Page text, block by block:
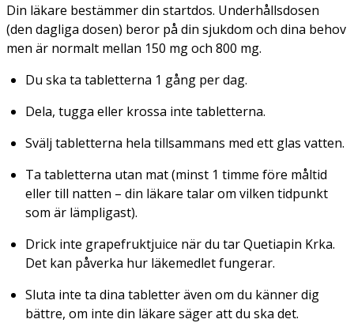
Din läkare bestämmer din startdos. Underhållsdosen
(den dagliga dosen) beror på din sjukdom och dina behov
men är normalt mellan 150 mg och 800 mg.
Du ska ta tabletterna 1 gång per dag.
Dela, tugga eller krossa inte tabletterna.
Svälj tabletterna hela tillsammans med ett glas vatten.
Ta tabletterna utan mat (minst 1 timme före måltid
eller till natten – din läkare talar om vilken tidpunkt
som är lämpligast).
Drick inte grapefruktjuice när du tar Quetiapin Krka.
Det kan påverka hur läkemedlet fungerar.
Sluta inte ta dina tabletter även om du känner dig
bättre, om inte din läkare säger att du ska det.